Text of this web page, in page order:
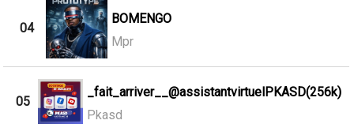
04
BOMENGO
Mpr
05
_fait_arriver__@assistantvirtuelPKASD(256k)
Pkasd